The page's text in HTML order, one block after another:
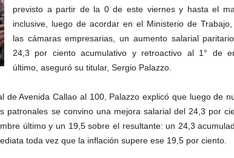
previsto a partir de la 0 de este viernes y hasta el
inclusive, luego de acordar en el Ministerio de Trabajo,
las cámaras empresarias, un aumento salarial
24,3 por ciento acumulativo y retroactivo al 1° de
último, aseguró su titular, Sergio Palazzo.
Avenida Callao al 100, Palazzo explicó que luego de
se convino una mejora salarial del 24,3 por
último y un 19,5 sobre el resultante: un 24,3
toda vez que la inflación supere ese 19,5 por ciento.